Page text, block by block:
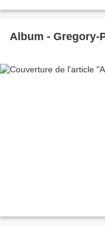
Album - Gregory-